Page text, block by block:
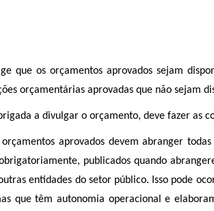
que os orçamentos aprovados sejam
orçamentárias aprovadas que não sejam
a divulgar o orçamento, deve fazer as
orçamentos aprovados devem abranger
publicados quando
entidades do setor público. Isso pode
que têm autonomia operacional e